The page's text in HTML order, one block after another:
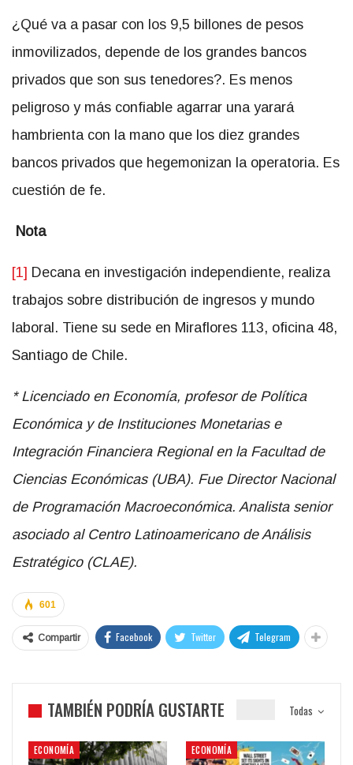
¿Qué va a pasar con los 9,5 billones de pesos
inmovilizados, depende de los grandes bancos
privados que son sus tenedores?. Es menos
peligroso y más confiable agarrar una yarará
hambrienta con la mano que los diez grandes
bancos privados que hegemonizan la operatoria. Es
cuestión de fe.
Nota
[1] Decana en investigación independiente, realiza
trabajos sobre distribución de ingresos y mundo
laboral. Tiene su sede en Miraflores 113, oficina 48,
Santiago de Chile.
* Licenciado en Economía, profesor de Política
Económica y de Instituciones Monetarias e
Integración Financiera Regional en la Facultad de
Ciencias Económicas (UBA). Fue Director Nacional
de Programación Macroeconómica. Analista senior
asociado al Centro Latinoamericano de Análisis
Estratégico (CLAE).
601
Compartir Facebook Twitter Telegram
Todas
TAMBIÉN PODRÍA GUSTARTE
ECONOMÍA ECONOMÍA